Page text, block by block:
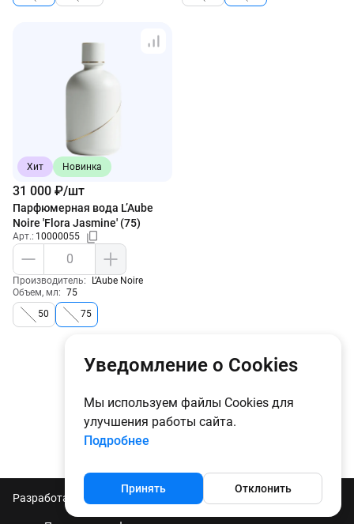
Хит Новинка
31 000 ₽/шт
Парфюмерная вода L’Aube
Noire 'Flora Jasmine' (75)
Арт.: 10000055
Производитель:
L’Aube Noire
Объем, мл: 75
1
Разработано в
Уведомление о Cookies
Мы используем файлы Cookies для
улучшения работы сайта.
Подробнее
Принять Отклонить